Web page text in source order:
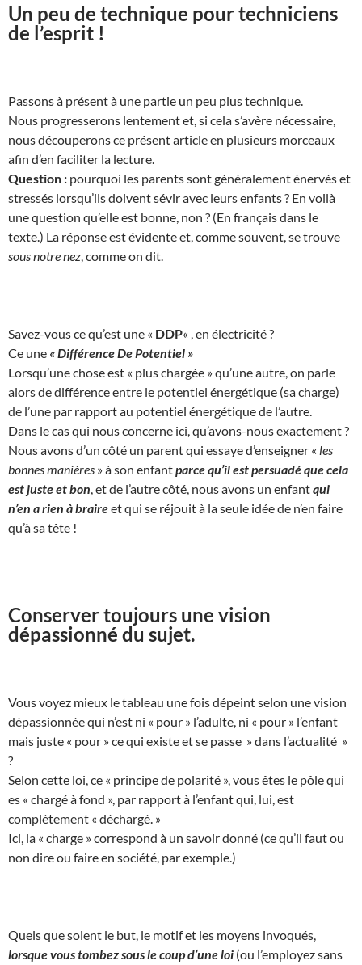
Un peu de technique pour techniciens
de l’esprit !
Passons à présent à une partie un peu plus technique.
Nous progresserons lentement et, si cela s’avère nécessaire,
nous découperons ce présent article en plusieurs morceaux
afin d’en faciliter la lecture.
Question : pourquoi les parents sont généralement énervés et
stressés lorsqu’ils doivent sévir avec leurs enfants ? En voilà
une question qu’elle est bonne, non ? (En français dans le
texte.) La réponse est évidente et, comme souvent, se trouve
sous notre nez , comme on dit.
Savez-vous ce qu’est une « DDP« , en électricité ?
Ce une « Différence De Potentiel »
Lorsqu’une chose est « plus chargée » qu’une autre, on parle
alors de différence entre le potentiel énergétique (sa charge)
de l’une par rapport au potentiel énergétique de l’autre.
Dans le cas qui nous concerne ici, qu’avons-nous exactement ?
Nous avons d’un côté un parent qui essaye d’enseigner « les
bonnes manières » à son enfantparce qu’il est persuadé que cela
est juste et bon , et de l’autre côté, nous avons un enfantqui
n’en a rien à braireet qui se réjouit à la seule idée de n’en faire
qu’à sa tête !
Conserver toujours une vision
dépassionné du sujet.
Vous voyez mieux le tableau une fois dépeint selon une vision
dépassionnée qui n’est ni « pour » l’adulte, ni « pour » l’enfant
mais juste « pour » ce qui existe et se passe » dans l’actualité »
?
Selon cette loi, ce « principe de polarité », vous êtes le pôle qui
es « chargé à fond », par rapport à l’enfant qui, lui, est
complètement « déchargé. »
Ici, la « charge » correspond à un savoir donné (ce qu’il faut ou
non dire ou faire en société, par exemple.)
Quels que soient le but, le motif et les moyens invoqués,
lorsque vous tombez sous le coup d’une loi (ou l’employez sans